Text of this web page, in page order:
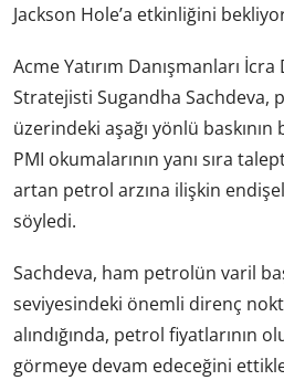
Jackson Hole’a etkinliğini
Acme Yatırım Danışmanları
Stratejisti Sugandha Sachdeva,
üzerindeki aşağı yönlü
PMI okumalarının yanı sıra
artan petrol arzına ilişkin
söyledi.
Sachdeva, ham petrolün varil
seviyesindeki önemli direnç
alındığında, petrol fiyatlarının
görmeye devam edeceğini